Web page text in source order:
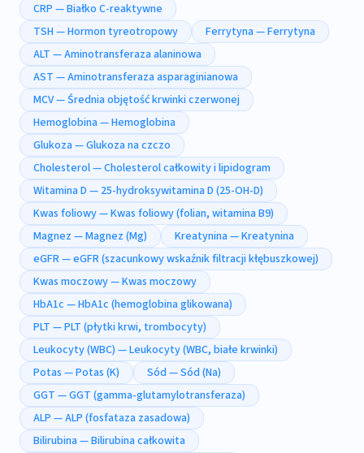
CRP — Białko C-reaktywne
TSH — Hormon tyreotropowy
Ferrytyna — Ferrytyna
ALT — Aminotransferaza alaninowa
AST — Aminotransferaza asparaginianowa
MCV — Średnia objętość krwinki czerwonej
Hemoglobina — Hemoglobina
Glukoza — Glukoza na czczo
Cholesterol — Cholesterol całkowity i lipidogram
Witamina D — 25-hydroksywitamina D (25-OH-D)
Kwas foliowy — Kwas foliowy (folian, witamina B9)
Magnez — Magnez (Mg)
Kreatynina — Kreatynina
eGFR — eGFR (szacunkowy wskaźnik filtracji kłębuszkowej)
Kwas moczowy — Kwas moczowy
HbA1c — HbA1c (hemoglobina glikowana)
PLT — PLT (płytki krwi, trombocyty)
Leukocyty (WBC) — Leukocyty (WBC, białe krwinki)
Potas — Potas (K)
Sód — Sód (Na)
GGT — GGT (gamma-glutamylotransferaza)
ALP — ALP (fosfataza zasadowa)
Bilirubina — Bilirubina całkowita